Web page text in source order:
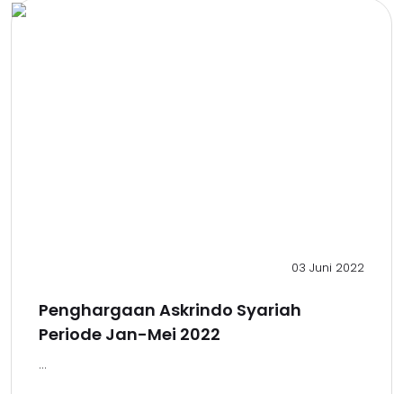
03 Juni 2022
Penghargaan Askrindo Syariah
Periode Jan-Mei 2022
...